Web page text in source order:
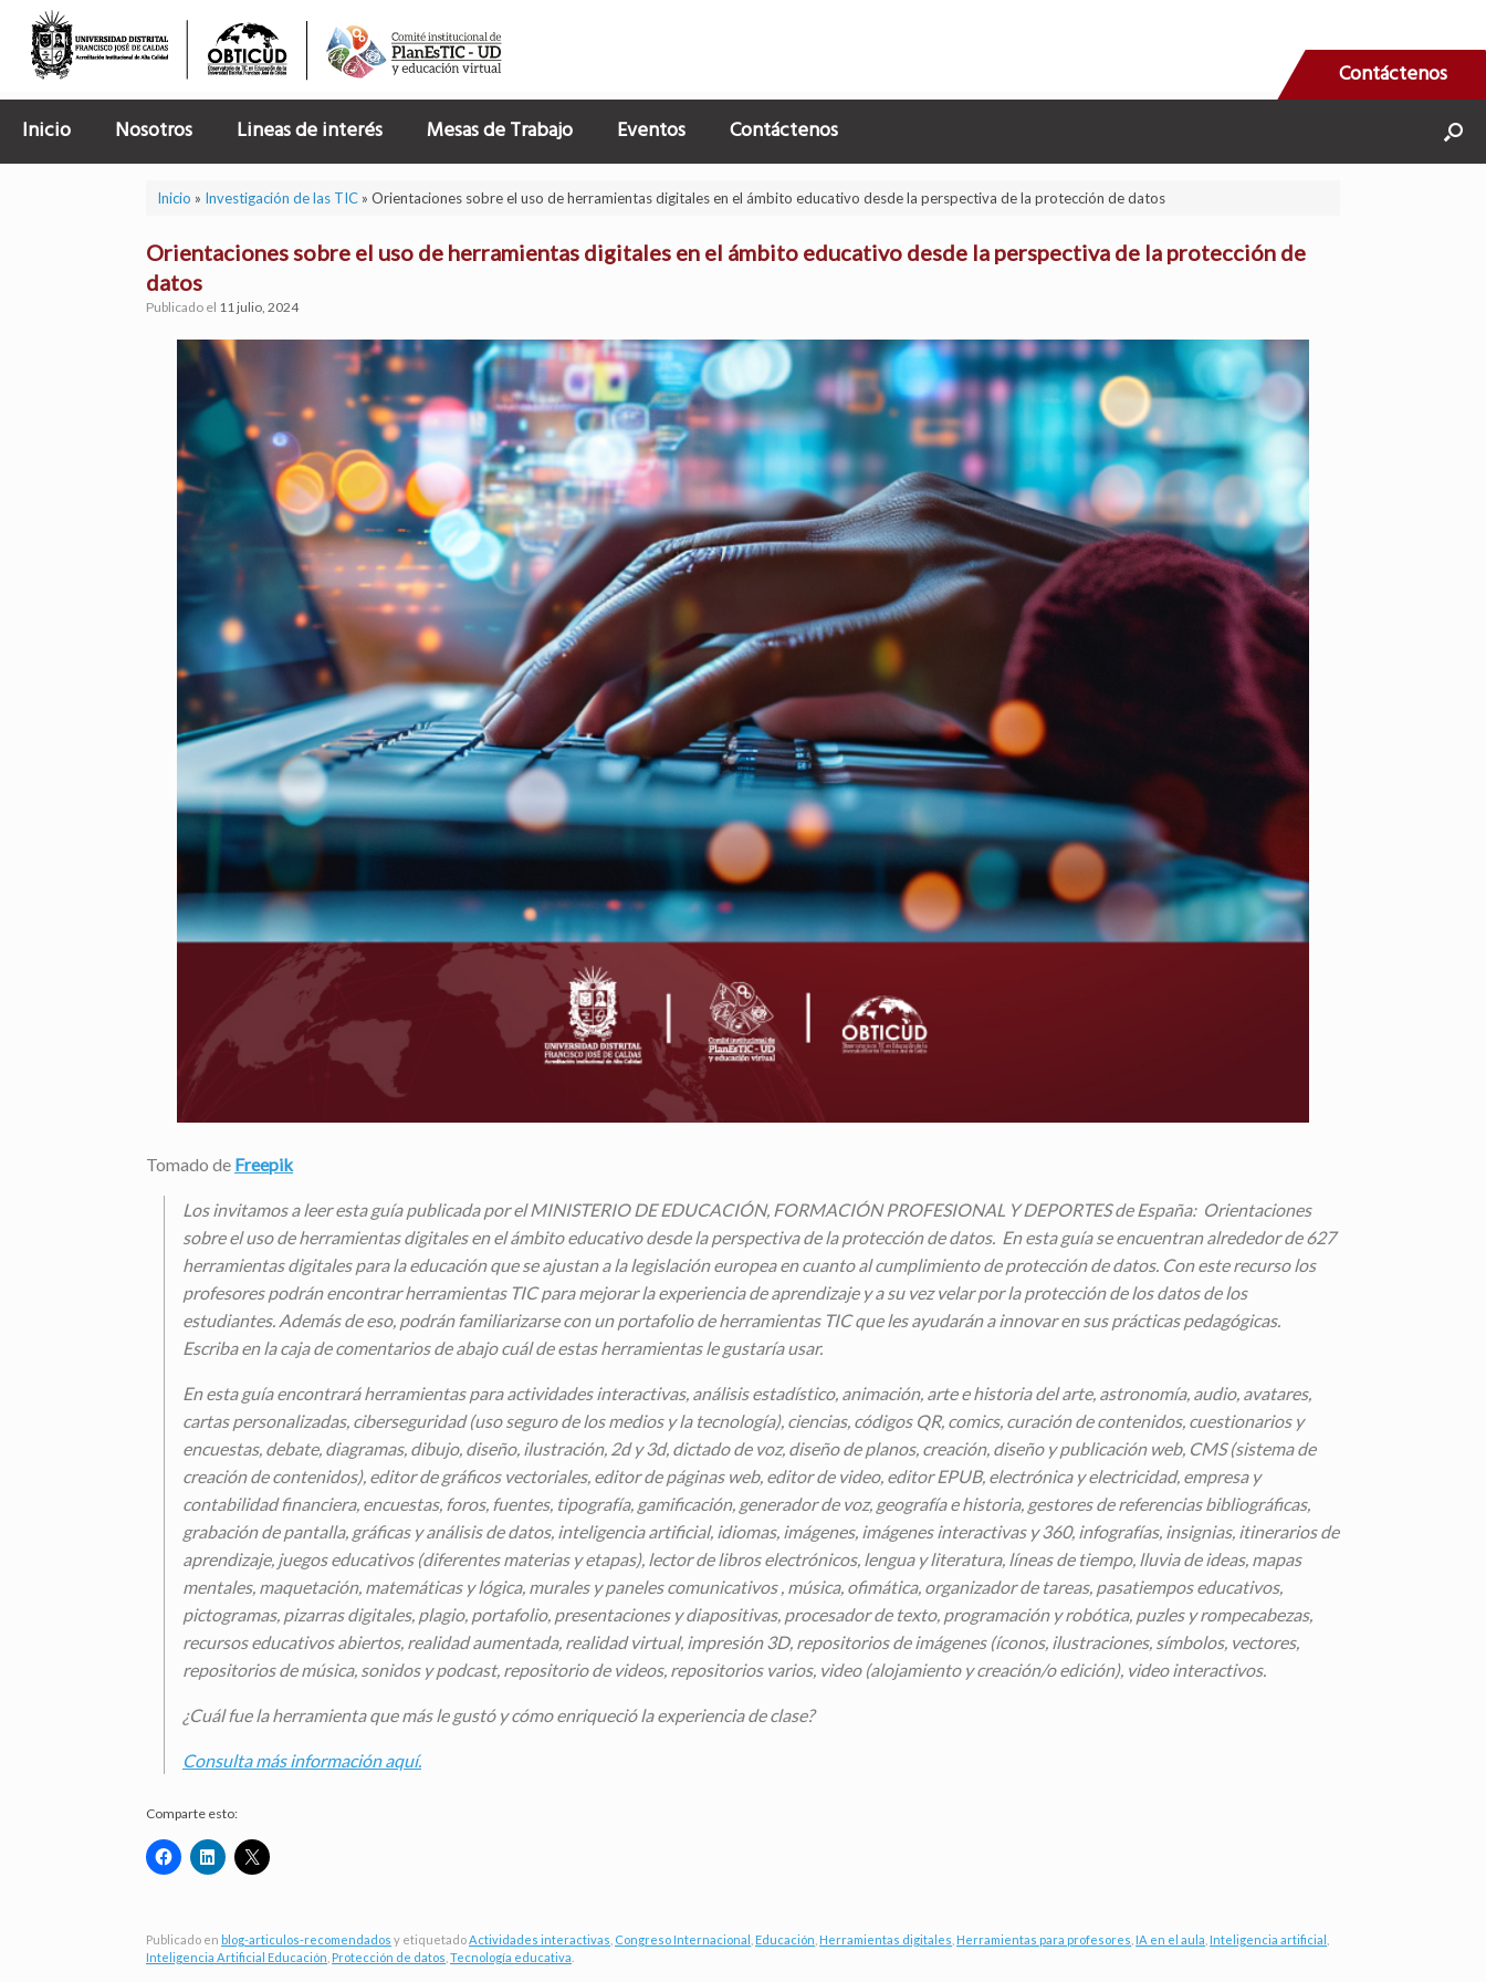
Contáctenos
contenido
Inicio Nosotros Lineas de interés Mesas de Trabajo Eventos Contáctenos
Inicio » Investigación de las TIC» Orientaciones sobre el uso de herramientas digitales en el ámbito educativo desde la perspectiva de la protección de datos
Orientaciones sobre el uso de herramientas digitales en el ámbito educativo desde la perspectiva de la protección de
datos
Publicado el 11 julio, 2024
Tomado de Freepik
Los invitamos a leer esta guía publicada por el MINISTERIO DE EDUCACIÓN, FORMACIÓN PROFESIONAL Y DEPORTES de España: Orientaciones
sobre el uso de herramientas digitales en el ámbito educativo desde la perspectiva de la protección de datos. En esta guía se encuentran alrededor de 627
herramientas digitales para la educación que se ajustan a la legislación europea en cuanto al cumplimiento de protección de datos. Con este recurso los
profesores podrán encontrar herramientas TIC para mejorar la experiencia de aprendizaje y a su vez velar por la protección de los datos de los
estudiantes. Además de eso, podrán familiarizarse con un portafolio de herramientas TIC que les ayudarán a innovar en sus prácticas pedagógicas.
Escriba en la caja de comentarios de abajo cuál de estas herramientas le gustaría usar.
En esta guía encontrará herramientas paraactividades interactivas, análisis estadístico, animación, arte e historia del arte, astronomía, audio, avatares,
cartas personalizadas, ciberseguridad (uso seguro de los medios y la tecnología), ciencias, códigos QR, comics, curación de contenidos, cuestionarios y
encuestas, debate, diagramas, dibujo, diseño, ilustración, 2d y 3d, dictado de voz, diseño de planos, creación, diseño y publicación web, CMS (sistema de
creación de contenidos), editor de gráficos vectoriales, editor de páginas web, editor de video, editor EPUB, electrónica y electricidad, empresa y
contabilidad financiera, encuestas, foros, fuentes, tipografía, gamificación, generador de voz, geografía e historia, gestores de referencias bibliográficas,
grabación de pantalla, gráficas y análisis de datos, inteligencia artificial, idiomas, imágenes, imágenes interactivas y 360, infografías, insignias, itinerarios de
aprendizaje, juegos educativos (diferentes materias y etapas), lector de libros electrónicos, lengua y literatura, líneas de tiempo, lluvia de ideas, mapas
mentales, maquetación, matemáticas y lógica, murales y paneles comunicativos , música, ofimática, organizador de tareas, pasatiempos educativos,
pictogramas, pizarras digitales, plagio, portafolio, presentaciones y diapositivas, procesador de texto, programación y robótica, puzles y rompecabezas,
recursos educativos abiertos, realidad aumentada, realidad virtual, impresión 3D, repositorios de imágenes (íconos, ilustraciones, símbolos, vectores,
repositorios de música, sonidos y podcast, repositorio de videos, repositorios varios, video (alojamiento y creación/o edición), video interactivos.
¿Cuál fue la herramienta que más le gustó y cómo enriqueció la experiencia de clase?
Consulta más información aquí.
Comparte esto:
Publicado en blog-articulos-recomendados y etiquetado Actividades interactivas Congreso Internacional Educación Herramientas digitales Herramientas para profesores IA en el aula Inteligencia artificial
Inteligencia Artificial Educación Protección de datos Tecnología educativa